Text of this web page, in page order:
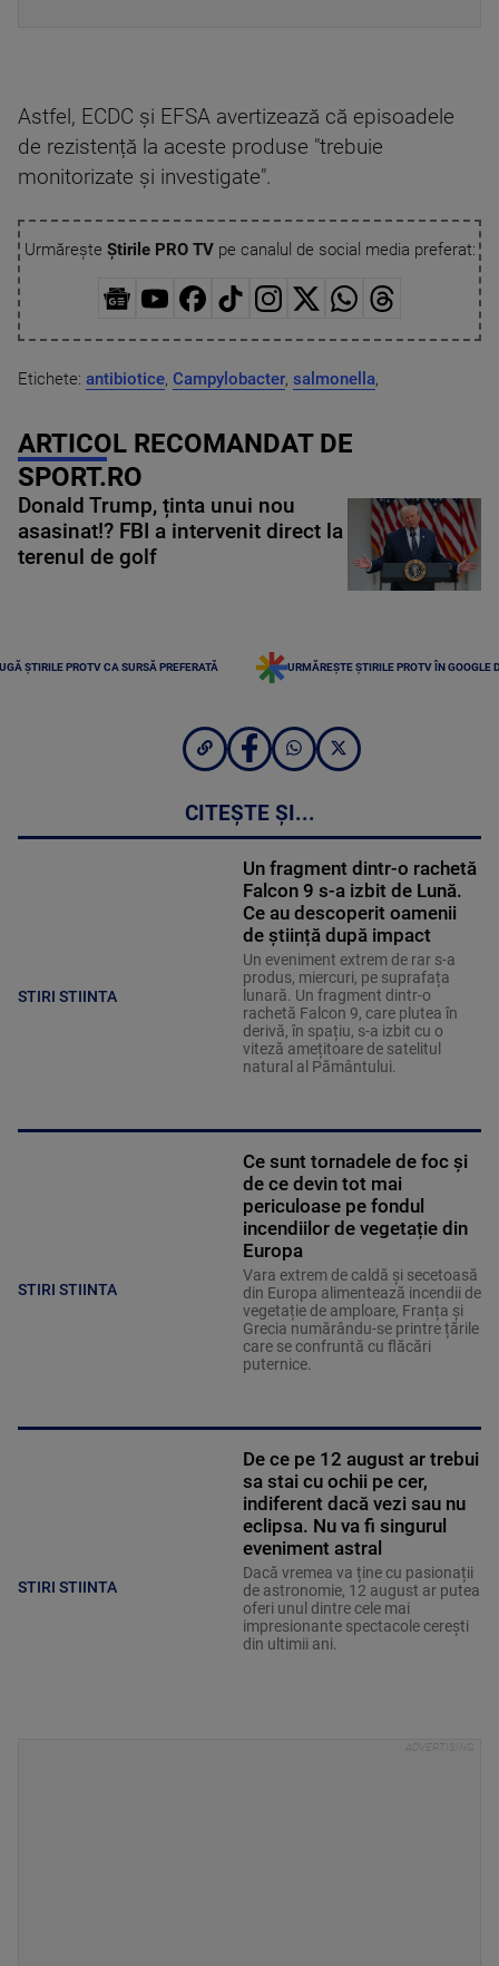
Astfel, ECDC și EFSA avertizează că episoadele
de rezistență la aceste produse "trebuie
monitorizate și investigate".
Urmărește Știrile PRO TVpe canalul de social media preferat:
Etichete: antibiotice, Campylobacter, salmonella,
ARTICOL RECOMANDAT DE
SPORT.RO
Donald Trump, ținta unui nou
asasinat!? FBI a intervenit direct la
terenul de golf
ȘTIRILE PROTV CA SURSĂ PREFERATĂ URMĂREȘTE ȘTIRILE PROTV ÎN GOOGLE
CITEȘTE ȘI...
STIRI STIINTA
Un fragment dintr-o rachetă
Falcon 9 s-a izbit de Lună.
Ce au descoperit oamenii
de știință după impact
Un eveniment extrem de rar s-a
produs, miercuri, pe suprafața
lunară. Un fragment dintr-o
rachetă Falcon 9, care plutea în
derivă, în spațiu, s-a izbit cu o
viteză amețitoare de satelitul
natural al Pământului.
STIRI STIINTA
Ce sunt tornadele de foc și
de ce devin tot mai
periculoase pe fondul
incendiilor de vegetație din
Europa
Vara extrem de caldă și secetoasă
din Europa alimentează incendii de
vegetație de amploare, Franța și
Grecia numărându-se printre țările
care se confruntă cu flăcări
puternice.
STIRI STIINTA
De ce pe 12 august ar trebui
sa stai cu ochii pe cer,
indiferent dacă vezi sau nu
eclipsa. Nu va fi singurul
eveniment astral
Dacă vremea va ține cu pasionații
de astronomie, 12 august ar putea
oferi unul dintre cele mai
impresionante spectacole cerești
din ultimii ani.